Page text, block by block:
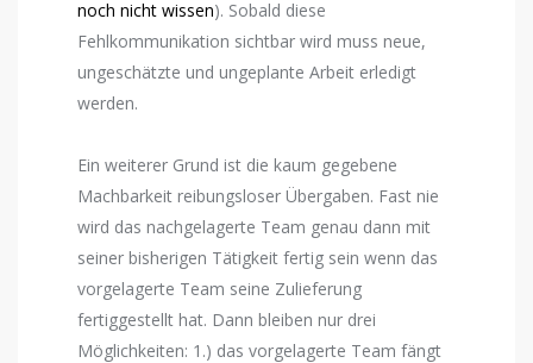
noch nicht wissen). Sobald diese
Fehlkommunikation sichtbar wird muss neue,
ungeschätzte und ungeplante Arbeit erledigt
werden.
Ein weiterer Grund ist die kaum gegebene
Machbarkeit reibungsloser Übergaben. Fast nie
wird das nachgelagerte Team genau dann mit
seiner bisherigen Tätigkeit fertig sein wenn das
vorgelagerte Team seine Zulieferung
fertiggestellt hat. Dann bleiben nur drei
Möglichkeiten: 1.) das vorgelagerte Team fängt